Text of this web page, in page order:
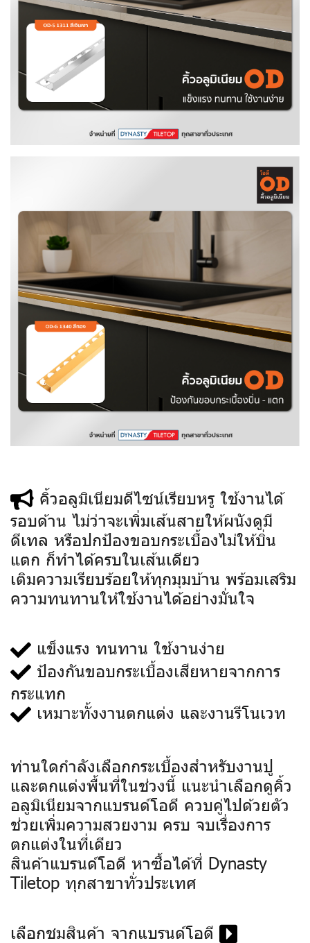
คิ้วอลูมิเนียมดีไซน์เรียบหรู ใช้งานได้
รอบด้าน ไม่ว่าจะเพิ่มเส้นสายให้ผนังดูมี
ดีเทล หรือปกป้องขอบกระเบื้องไม่ให้บิ่น
แตก ก็ทำได้ครบในเส้นเดียว
เติมความเรียบร้อยให้ทุกมุมบ้าน พร้อมเสริม
ความทนทานให้ใช้งานได้อย่างมั่นใจ
แข็งแรง ทนทาน ใช้งานง่าย
ป้องกันขอบกระเบื้องเสียหายจากการ
กระแทก
เหมาะทั้งงานตกแต่ง และงานรีโนเวท
ท่านใดกำลังเลือกกระเบื้องสำหรับงานปู
และตกแต่งพื้นที่ในช่วงนี้ แนะนำเลือกดูคิ้ว
อลูมิเนียมจากแบรนด์โอดี ควบคู่ไปด้วยตัว
ช่วยเพิ่มความสวยงาม ครบ จบเรื่องการ
ตกแต่งในที่เดียว
สินค้าแบรนด์โอดี หาซื้อได้ที่ Dynasty
Tiletop ทุกสาขาทั่วประเทศ
เลือกชมสินค้า จากแบรนด์โอดี